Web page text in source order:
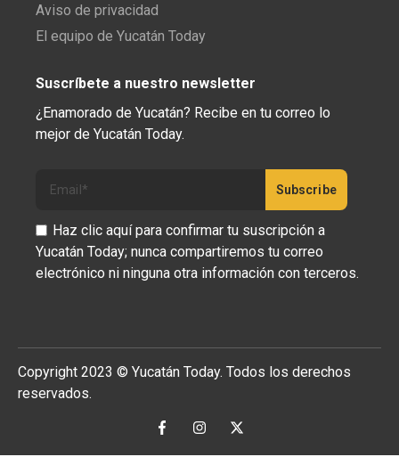
Aviso de privacidad
El equipo de Yucatán Today
Suscríbete a nuestro newsletter
¿Enamorado de Yucatán? Recibe en tu correo lo
mejor de Yucatán Today.
Haz clic aquí para confirmar tu suscripción a
Yucatán Today; nunca compartiremos tu correo
electrónico ni ninguna otra información con terceros.
Copyright 2023 © Yucatán Today. Todos los derechos
reservados.